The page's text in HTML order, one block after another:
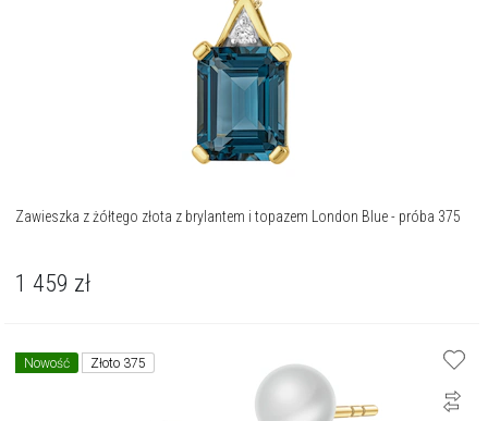
Zawieszka z żółtego złota z brylantem i topazem London Blue - próba 375
1 459 zł
Nowość Złoto 375